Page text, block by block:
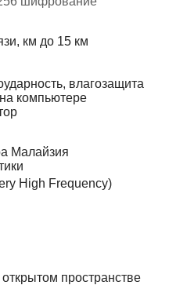
км до 15 км
влагозащита
компьютере
Малайзия
High Frequency)
пространстве